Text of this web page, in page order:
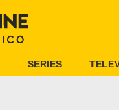
SERIES